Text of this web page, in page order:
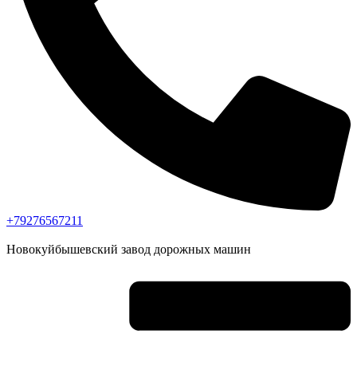
+79276567211
Новокуйбышевский завод дорожных машин